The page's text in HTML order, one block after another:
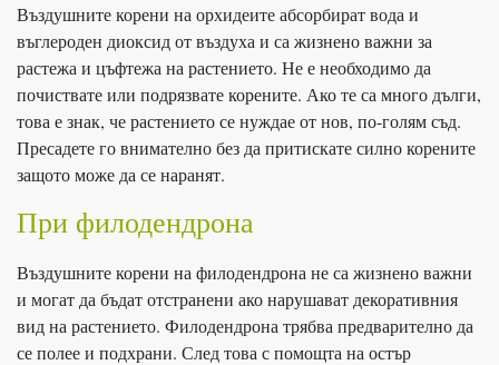
Въздушните корени на орхидеите абсорбират вода и
въглероден диоксид от въздуха и са жизнено важни за
растежа и цъфтежа на растението. Не е необходимо да
почиствате или подрязвате корените. Ако те са много дълги,
това е знак, че растението се нуждае от нов, по-голям съд.
Пресадете го внимателно без да притискате силно корените
защото може да се наранят.
При филодендрона
Въздушните корени на филодендрона не са жизнено важни
и могат да бъдат отстранени ако нарушават декоративния
вид на растението. Филодендрона трябва предварително да
се полее и подхрани. След това с помощта на остър